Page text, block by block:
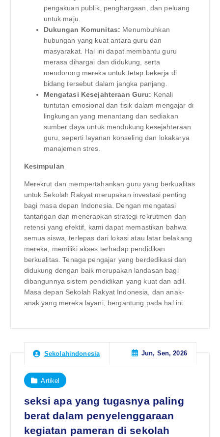
pengakuan publik, penghargaan, dan peluang
untuk maju.
Dukungan Komunitas: Menumbuhkan
hubungan yang kuat antara guru dan
masyarakat. Hal ini dapat membantu guru
merasa dihargai dan didukung, serta
mendorong mereka untuk tetap bekerja di
bidang tersebut dalam jangka panjang.
Mengatasi Kesejahteraan Guru: Kenali
tuntutan emosional dan fisik dalam mengajar di
lingkungan yang menantang dan sediakan
sumber daya untuk mendukung kesejahteraan
guru, seperti layanan konseling dan lokakarya
manajemen stres.
Kesimpulan
Merekrut dan mempertahankan guru yang berkualitas
untuk Sekolah Rakyat merupakan investasi penting
bagi masa depan Indonesia. Dengan mengatasi
tantangan dan menerapkan strategi rekrutmen dan
retensi yang efektif, kami dapat memastikan bahwa
semua siswa, terlepas dari lokasi atau latar belakang
mereka, memiliki akses terhadap pendidikan
berkualitas. Tenaga pengajar yang berdedikasi dan
didukung dengan baik merupakan landasan bagi
dibangunnya sistem pendidikan yang kuat dan adil.
Masa depan Sekolah Rakyat Indonesia, dan anak-
anak yang mereka layani, bergantung pada hal ini.
Sekolahindonesia Jun, Sen, 2026
Artikel
seksi apa yang tugasnya paling
berat dalam penyelenggaraan
kegiatan pameran di sekolah